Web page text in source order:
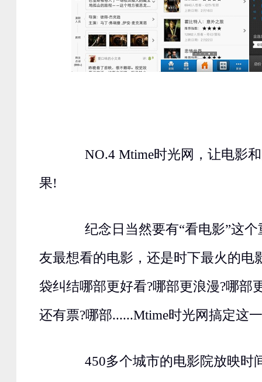
NO.4 Mtime时光网，让电影和
果!
纪念日当然要有“看电影”这个
友最想看的电影，还是时下最火的电
袋纠结哪部更好看?哪部更浪漫?哪部
还有票?哪部......Mtime时光网搞定这
450多个城市的电影院放映时